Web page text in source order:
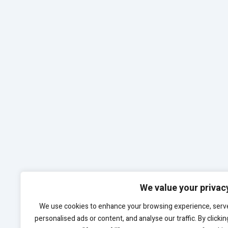
We value your
We use cookies to enhance your browsing experience,
personalised ads or content, and analyse our traffic. By